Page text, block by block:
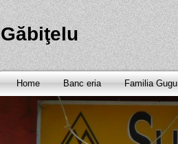
Găbiţelu
Home Banc eria Familia Gugu